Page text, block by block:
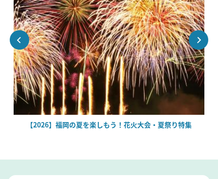
【2026】福岡の夏を楽しもう！花火大会・夏祭り特集